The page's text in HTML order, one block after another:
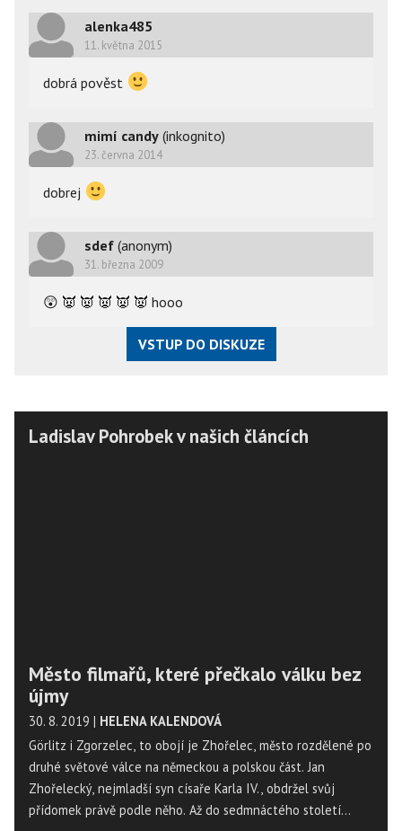
alenka485
11. května 2015
dobrá pověst
mimí candy (inkognito)
23. června 2014
dobrej
sdef (anonym)
31. března 2009
😲 👿 👿 👿 👿 👿 hooo
VSTUP DO DISKUZE
Ladislav Pohrobek v našich článcích
Město filmařů, které přečkalo válku bez
újmy
30. 8. 2019 | HELENA KALENDOVÁ
Görlitz i Zgorzelec, to obojí je Zhořelec, město rozdělené po
druhé světové válce na německou a polskou část. Jan
Zhořelecký, nejmladší syn císaře Karla IV., obdržel svůj
přídomek právě podle něho. Až do sedmnáctého století